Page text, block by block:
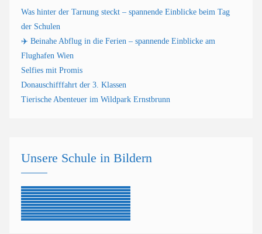
Was hinter der Tarnung steckt – spannende Einblicke beim Tag
der Schulen
✈️ Beinahe Abflug in die Ferien – spannende Einblicke am
Flughafen Wien
Selfies mit Promis
Donauschifffahrt der 3. Klassen
Tierische Abenteuer im Wildpark Ernstbrunn
Unsere Schule in Bildern